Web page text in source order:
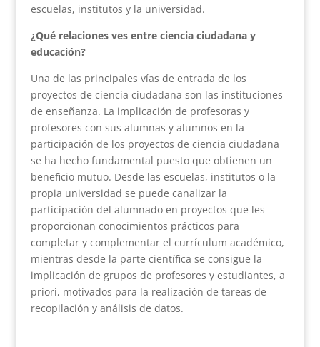
escuelas, institutos y la universidad.
¿Qué relaciones ves entre ciencia ciudadana y
educación?
Una de las principales vías de entrada de los
proyectos de ciencia ciudadana son las instituciones
de enseñanza. La implicación de profesoras y
profesores con sus alumnas y alumnos en la
participación de los proyectos de ciencia ciudadana
se ha hecho fundamental puesto que obtienen un
beneficio mutuo. Desde las escuelas, institutos o la
propia universidad se puede canalizar la
participación del alumnado en proyectos que les
proporcionan conocimientos prácticos para
completar y complementar el currículum académico,
mientras desde la parte científica se consigue la
implicación de grupos de profesores y estudiantes, a
priori, motivados para la realización de tareas de
recopilación y análisis de datos.